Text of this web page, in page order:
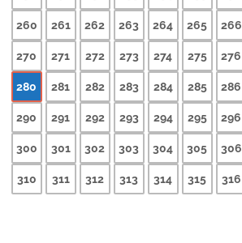
260 261 262 263 264 265 266
270 271 272 273 274 275 276
280 281 282 283 284 285 286
290 291 292 293 294 295 296
300 301 302 303 304 305 306
310 311 312 313 314 315 316